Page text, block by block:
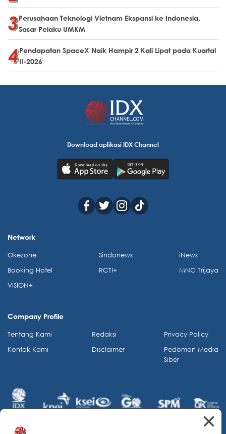
Perusahaan Teknologi Vietnam Ekspansi ke Indonesia,
Sasar Pelaku UMKM
Pendapatan SpaceX Naik Hampir 2 Kali Lipat pada Kuartal
II-2026
Download aplikasi IDX Channel
Network
Okezone
Booking Hotel
VISION+
Sindonews
RCTI+
iNews
MNC Trijaya
Company Profile
Tentang Kami
Kontak Kami
Redaksi
Disclaimer
Privacy Policy
Pedoman Media
Siber